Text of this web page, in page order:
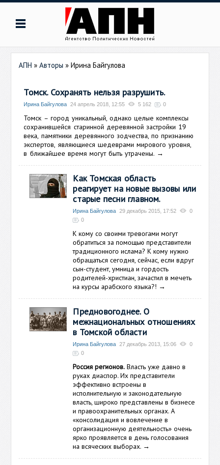
АПН »Авторы »Ирина Байгулова
Томск. Сохранять нельзя разрушить.
Ирина Байгулова 24 апрель 2018, 12:55 5 162 0
Томск – город уникальный, однако целые комплексы
сохранившейся старинной деревянной застройки 19
века, памятники деревянного зодчества, по признанию
экспертов, являющиеся шедеврами мирового уровня,
в ближайшее время могут быть утрачены. →
Как Томская область
реагирует на новые вызовы или
старые песни главном.
Ирина Байгулова 29 декабрь 2015, 17:52
0
0
К кому со своими тревогами могут
обратиться за помощью представители
традиционного ислама? К кому нужно
обращаться сегодня, сейчас, если вдруг
сын-студент, умница и гордость
родителей-христиан, зачастил в мечеть
на курсы арабского языка?! →
Предновогоднее. О
межнациональных отношениях
в Томской области
Ирина Байгулова 27 декабрь 2013, 15:06
0
0
Россия регионов. Власть уже давно в
руках диаспор. Их представители
эффективно встроены в
исполнительную и законодательную
власть, широко представлены в бизнесе
и правоохранительных органах. А
«консолидация и вовлечение в
организационную деятельность» очень
ярко проявляется в день голосования
на всяческих выборах. →